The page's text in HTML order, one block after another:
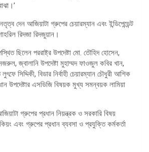
দেন আজিয়াটা গ্রুপের চেয়ারম্যান এবং ইন্ডিপেন্ডেন্ট
রিদজা রিদজুয়ান।
ছিলেন পররাষ্ট্র উপদেষ্টা মো. তৌহিদ হোসেন,
জ্বালানি উপদেষ্টা মুহাম্মদ ফাওজুল কবির খান,
সিদ্দিকী, বিডার নির্বাহী চেয়ারম্যান চৌধুরী আশিক
উপদেষ্টার এসডিজি বিষয়ক মুখ্য সমন্বয়ক লামিয়া
গ্রুপের প্রধান নিয়ন্ত্রক ও সরকারি বিষয়
এবং গ্রুপের প্রধান ব্যবসা ও প্রযুক্তি কর্মকর্তা